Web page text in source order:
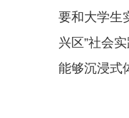
要和大学生
兴区”社会
能够沉浸式